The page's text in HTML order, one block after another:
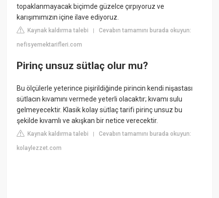
topaklanmayacak biçimde güzelce çırpıyoruz ve
karışımımızın içine ilave ediyoruz.
Kaynak kaldırma talebi |Cevabın tamamını burada okuyun:
nefisyemektarifleri.com
Pirinç unsuz sütlaç olur mu?
Bu ölçülerle yeterince pişirildiğinde pirincin kendi nişastası
sütlacın kıvamını vermede yeterli olacaktır; kıvamı sulu
gelmeyecektir. Klasik kolay sütlaç tarifi pirinç unsuz bu
şekilde kıvamlı ve akışkan bir netice verecektir.
Kaynak kaldırma talebi |Cevabın tamamını burada okuyun:
kolaylezzet.com